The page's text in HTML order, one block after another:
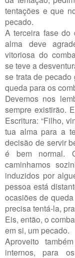
tentações e que
pecado.
A terceira fase do
alma deve
vitoriosa do
se teve a
se trata de
queda para os
Devemos nos
sempre existirão.
Escritura: “Filho,
tua alma para a
decisão de servir
é bem normal.
caminhamos
induzidos por
pessoa está
ocasiões de
precisa tentá-la,
Eis, então, o
em si, um pecado.
Aproveito
internos, para